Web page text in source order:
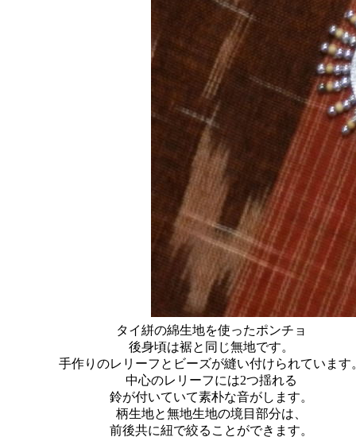
タイ絣の綿生地を使ったポンチョ
後身頃は裾と同じ無地です。
手作りのレリーフとビーズが縫い付けられています
中心のレリーフには2つ揺れる
鈴が付いていて素朴な音がします。
柄生地と無地生地の境目部分は、
前後共に紐で絞ることができます。